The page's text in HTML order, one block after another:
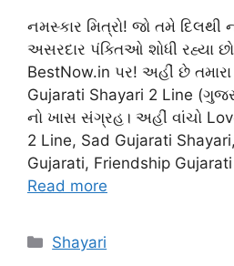
નમસ્કાર મિત્રો! જો તમે દિલથી
અસરદાર પંક્તિઓ શોધી રહ્યા
BestNow.in પર! અહીં છે તમારા
Gujarati Shayari 2 Line
નો ખાસ સંગ્રહ। અહીં વાંચો
2 Line, Sad Gujarati
Gujarati, Friendship
Read more
Categories
Shayari